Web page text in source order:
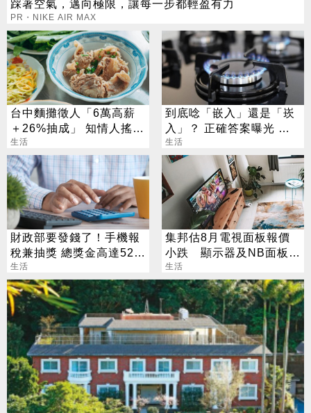
踩著空氣，邁向極限，讓每一步都輕盈有力
PR・NIKE AIR MAX
台中麵攤徵人「6萬高薪
＋26%抽成」 知情人搖頭
全說了
生活
到底唸「嵌入」還是「崁
入」？ 正確答案曝光 一
堆人用錯
生活
財政部要發錢了！手機報
稅兼抽獎 總獎金高達525
萬
生活
集邦估8月電視面板報價
小跌 顯示器及NB面板持
平
生活